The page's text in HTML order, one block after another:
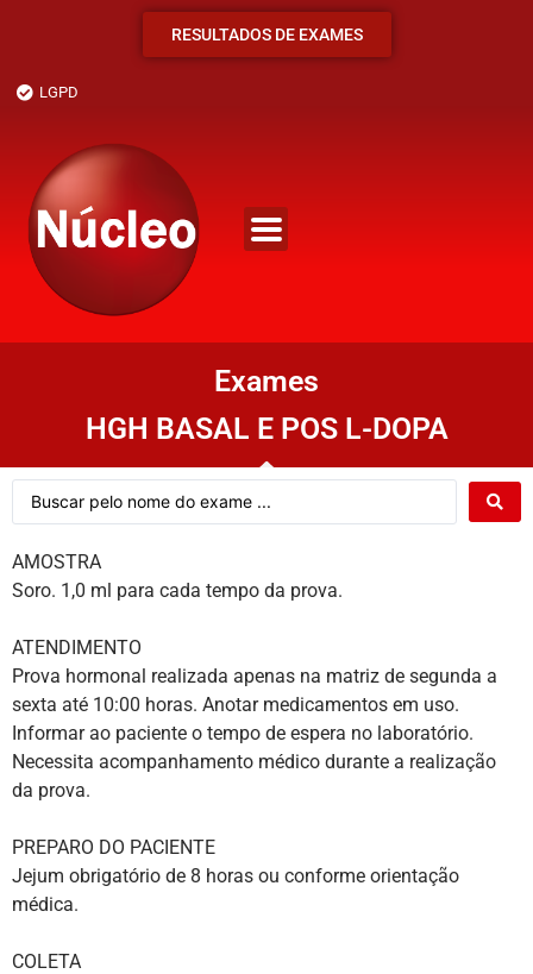
RESULTADOS DE EXAMES
LGPD
Exames
HGH BASAL E POS L-DOPA
AMOSTRA
Soro. 1,0 ml para cada tempo da prova.
ATENDIMENTO
Prova hormonal realizada apenas na matriz de segunda a
sexta até 10:00 horas. Anotar medicamentos em uso.
Informar ao paciente o tempo de espera no laboratório.
Necessita acompanhamento médico durante a realização
da prova.
PREPARO DO PACIENTE
Jejum obrigatório de 8 horas ou conforme orientação
médica.
COLETA